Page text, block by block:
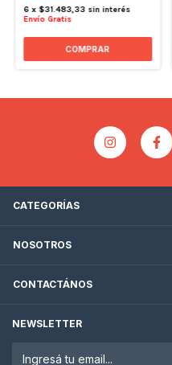
6 x $31.483,33 sin interés
Envío Gratis
CATEGORÍAS
NOSOTROS
CONTACTÁNOS
NEWSLETTER